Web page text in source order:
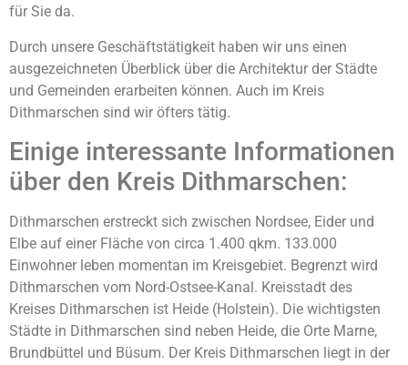
für Sie da.
Durch unsere Geschäftstätigkeit haben wir uns einen
ausgezeichneten Überblick über die Architektur der Städte
und Gemeinden erarbeiten können. Auch im Kreis
Dithmarschen sind wir öfters tätig.
Einige interessante Informationen
über den Kreis Dithmarschen:
Dithmarschen erstreckt sich zwischen Nordsee, Eider und
Elbe auf einer Fläche von circa 1.400 qkm. 133.000
Einwohner leben momentan im Kreisgebiet. Begrenzt wird
Dithmarschen vom Nord-Ostsee-Kanal. Kreisstadt des
Kreises Dithmarschen ist Heide (Holstein). Die wichtigsten
Städte in Dithmarschen sind neben Heide, die Orte Marne,
Brundbüttel und Büsum. Der Kreis Dithmarschen liegt in der